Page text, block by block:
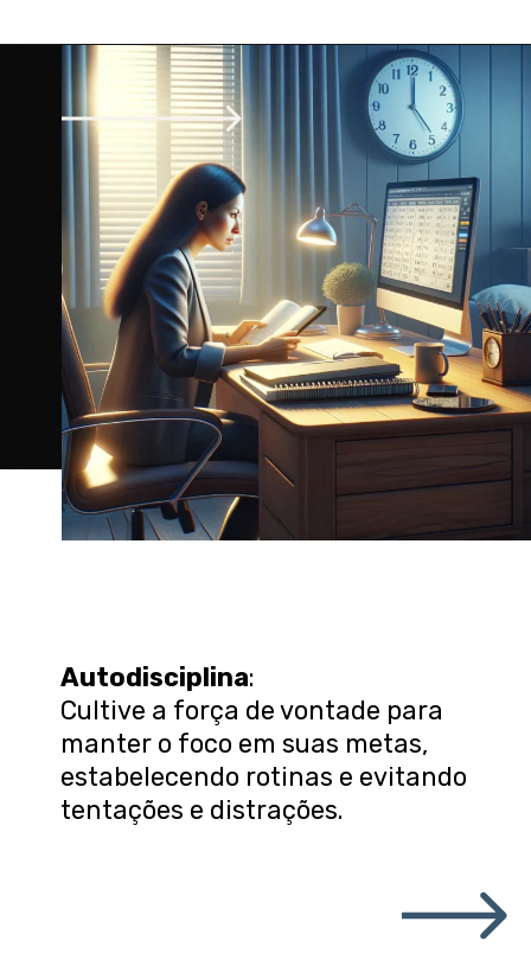
Autodisciplina:
Cultive a força de vontade para
manter o foco em suas metas,
estabelecendo rotinas e evitando
tentações e distrações.